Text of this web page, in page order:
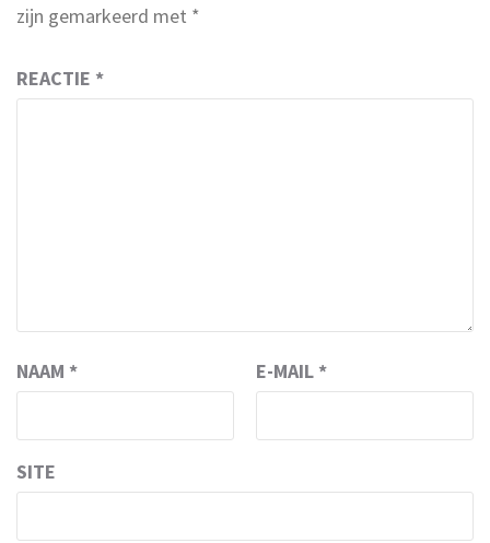
zijn gemarkeerd met *
REACTIE *
NAAM * E-MAIL *
SITE